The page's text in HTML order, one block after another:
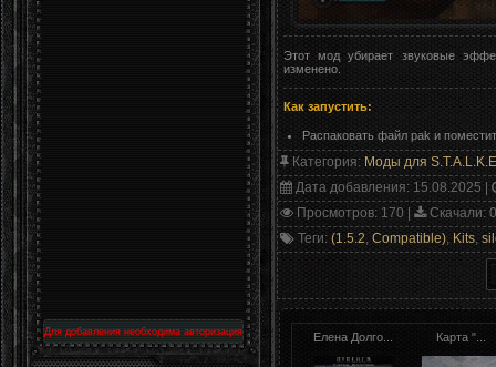
Для добавления необходима авторизация
Этот мод убирает звуковые
изменено.
Как запустить:
Распаковать файл pak и
Категория: Моды для
Дата добавления: 15.08.2025 |
Просмотров: 170 | Скачали:
Теги: (1.5.2 Compatible) ,Kits
Елена Долго... Карта "...